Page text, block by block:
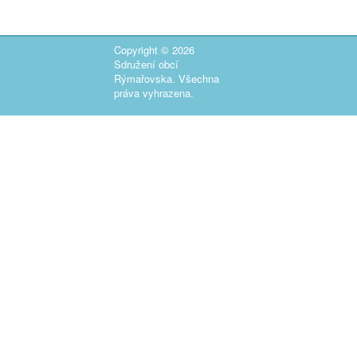
Copyright © 2026
Sdružení obcí
Rýmařovska. Všechna
práva vyhrazena.